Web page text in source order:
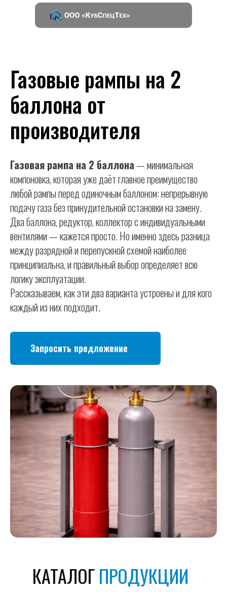
Газовые рампы на 2
баллона от
производителя
Газовая рампа на 2 баллона — минимальная
компоновка, которая уже даёт главное преимущество
любой рампы перед одиночным баллоном: непрерывную
подачу газа без принудительной остановки на замену.
Два баллона, редуктор, коллектор с индивидуальными
вентилями — кажется просто. Но именно здесь разница
между разрядной и перепускной схемой наиболее
принципиальна, и правильный выбор определяет всю
логику эксплуатации.
Рассказываем, как эти два варианта устроены и для кого
каждый из них подходит.
Запросить предложение
КАТАЛОГПРОДУКЦИИ